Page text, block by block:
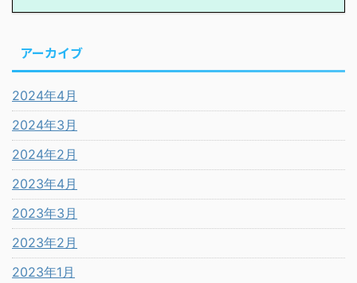
アーカイブ
2024年4月
2024年3月
2024年2月
2023年4月
2023年3月
2023年2月
2023年1月